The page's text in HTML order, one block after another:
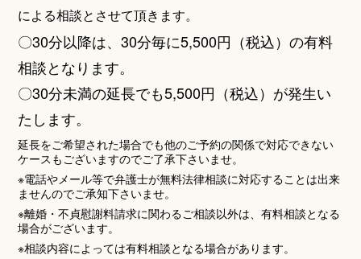
による相談とさせて頂きます。
〇30分以降は、30分毎に5,500円（税込）の有料
相談となります。
〇30分未満の延長でも5,500円（税込）が発生い
たします。
延長をご希望された場合でも他のご予約の関係で対応できない
ケースもございますのでご了承下さいませ。
※電話やメール等で弁護士が無料法律相談に対応することは出来
ませんのでご承知下さいませ。
※離婚・不貞慰謝料請求に関わるご相談以外は、有料相談となる
場合がございます。
※相談内容によっては有料相談となる場合があります。